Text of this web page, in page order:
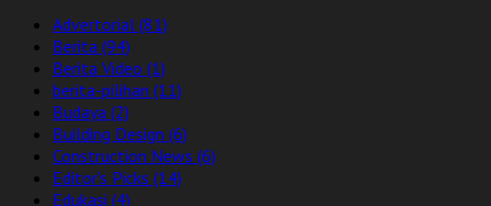
Advertorial (81)
Berita (94)
Berita Video (1)
berita-pilihan (11)
Budaya (2)
Building Design (6)
Construction News (6)
Editor's Picks (14)
Edukasi (4)